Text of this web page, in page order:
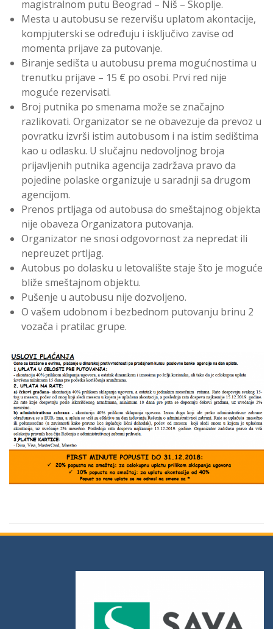
magistralnom putu Beograd – Niš – Skoplje.
Mesta u autobusu se rezervišu uplatom akontacije,
kompjuterski se određuju i isključivo zavise od
momenta prijave za putovanje.
Biranje sedišta u autobusu prema mogućnostima u
trenutku prijave – 15 € po osobi. Prvi red nije
moguće rezervisati.
Broj putnika po smenama može se značajno
razlikovati. Organizator se ne obavezuje da prevoz u
povratku izvrši istim autobusom i na istim sedištima
kao u odlasku. U slučajnu nedovoljnog broja
prijavljenih putnika agencija zadržava pravo da
pojedine polaske organizuje u saradnji sa drugom
agencijom.
Prenos prtljaga od autobusa do smeštajnog objekta
nije obaveza Organizatora putovanja.
Organizator ne snosi odgovornost za nepredat ili
nepreuzet prtljag.
Autobus po dolasku u letovalište staje što je moguće
bliže smeštajnom objektu.
Pušenje u autobusu nije dozvoljeno.
O vašem udobnom i bezbednom putovanju brinu 2
vozača i pratilac grupe.